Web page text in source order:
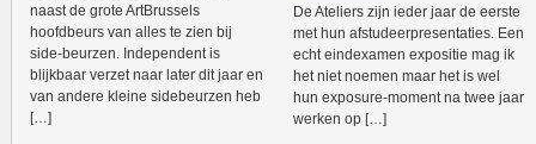
naast de grote ArtBrussels
hoofdbeurs van alles te zien bij
side-beurzen. Independent is
blijkbaar verzet naar later dit jaar en
van andere kleine sidebeurzen heb
[…]
De Ateliers zijn ieder jaar de eerste
met hun afstudeerpresentaties. Een
echt eindexamen expositie mag ik
het niet noemen maar het is wel
hun exposure-moment na twee jaar
werken op […]